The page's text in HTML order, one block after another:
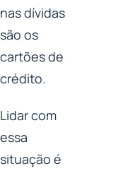
nas dívidas
são os
cartões de
crédito.
Lidar com
essa
situação é